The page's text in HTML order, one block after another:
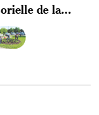
de la...